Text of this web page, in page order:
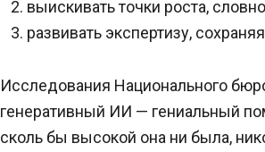
выискивать точки роста,
развивать экспертизу,
Исследования Национального
генеративный ИИ — гениальный
сколь бы высокой она ни была,